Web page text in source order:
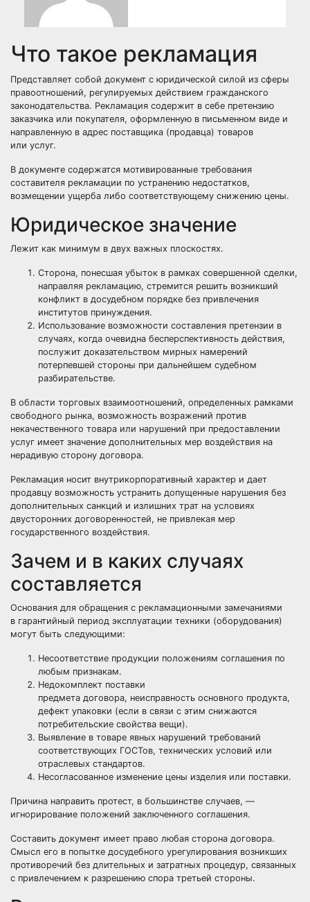
Что такое рекламация
Представляет собой документ с юридической силой из сферы
правоотношений, регулируемых действием гражданского
законодательства. Рекламация содержит в себе претензию
заказчика или покупателя, оформленную в письменном виде и
направленную в адрес поставщика (продавца) товаров
или услуг.
В документе содержатся мотивированные требования
составителя рекламации по устранению недостатков,
возмещении ущерба либо соответствующему снижению цены.
Юридическое значение
Лежит как минимум в двух важных плоскостях.
Сторона, понесшая убыток в рамках совершенной сделки,
направляя рекламацию, стремится решить возникший
конфликт в досудебном порядке без привлечения
институтов принуждения.
Использование возможности составления претензии в
случаях, когда очевидна бесперспективность действия,
послужит доказательством мирных намерений
потерпевшей стороны при дальнейшем судебном
разбирательстве.
В области торговых взаимоотношений, определенных рамками
свободного рынка, возможность возражений против
некачественного товара или нарушений при предоставлении
услуг имеет значение дополнительных мер воздействия на
нерадивую сторону договора.
Рекламация носит внутрикорпоративный характер и дает
продавцу возможность устранить допущенные нарушения без
дополнительных санкций и излишних трат на условиях
двусторонних договоренностей, не привлекая мер
государственного воздействия.
Зачем и в каких случаях
составляется
Основания для обращения с рекламационными замечаниями
в гарантийный период эксплуатации техники (оборудования)
могут быть следующими:
Несоответствие продукции положениям соглашения по
любым признакам.
Недокомплект поставки
предмета договора, неисправность основного продукта,
дефект упаковки (если в связи с этим снижаются
потребительские свойства вещи).
Выявление в товаре явных нарушений требований
соответствующих ГОСТов, технических условий или
отраслевых стандартов.
Несогласованное изменение цены изделия или поставки.
Причина направить протест, в большинстве случаев, —
игнорирование положений заключенного соглашения.
Составить документ имеет право любая сторона договора.
Смысл его в попытке досудебного урегулирования возникших
противоречий без длительных и затратных процедур, связанных
с привлечением к разрешению спора третьей стороны.